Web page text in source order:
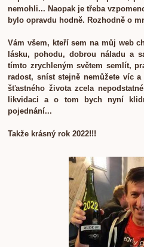
nemohli... Naopak je třeba
bylo opravdu hodně. Rozhodně o
Vám všem, kteří sem na můj web
lásku, pohodu, dobrou náladu a
tímto zrychleným světem semlít,
radost, sníst stejně nemůžete víc
šťastného života zcela
likvidaci a o tom bych nyní
pojednání...
Takže krásný rok 2022!!!